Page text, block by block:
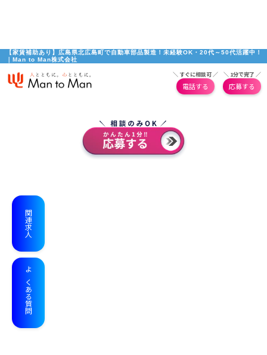
【家賃補助あり】広島県北広島町で自動車部品製造！未経験OK・20代～50代活躍中！
｜Man to Man株式会社
＼ すぐに相談可 ／
電話する
＼ 1分で完了 ／
応募する
関連求人
よくある質問